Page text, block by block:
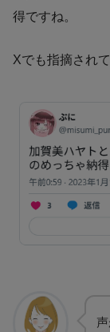
得ですね。
Xでも指摘されて